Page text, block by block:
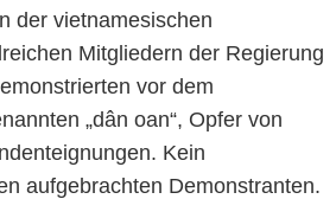
der vietnamesischen
Mitgliedern der Regierung
vor dem
„dân oan“, Opfer von
Kein
aufgebrachten Demonstranten.